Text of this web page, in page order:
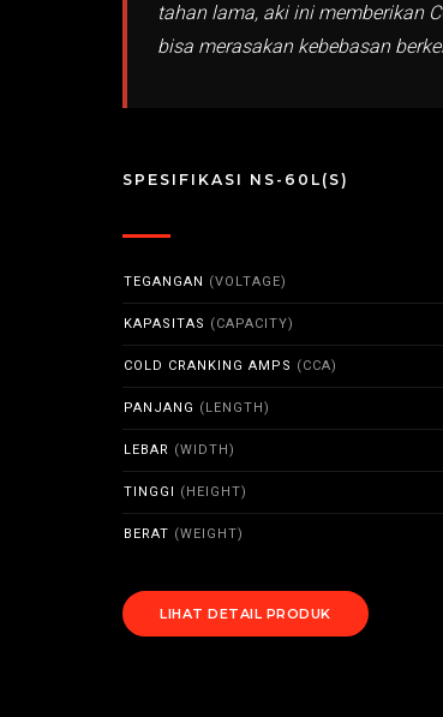
tahan lama, aki ini memberikan
bisa merasakan kebebasan
SPESIFIKASI NS-60L(S)
TEGANGAN (VOLTAGE)
KAPASITAS (CAPACITY)
COLD CRANKING AMPS (CCA)
PANJANG (LENGTH)
LEBAR (WIDTH)
TINGGI (HEIGHT)
BERAT (WEIGHT)
LIHAT DETAIL PRODUK